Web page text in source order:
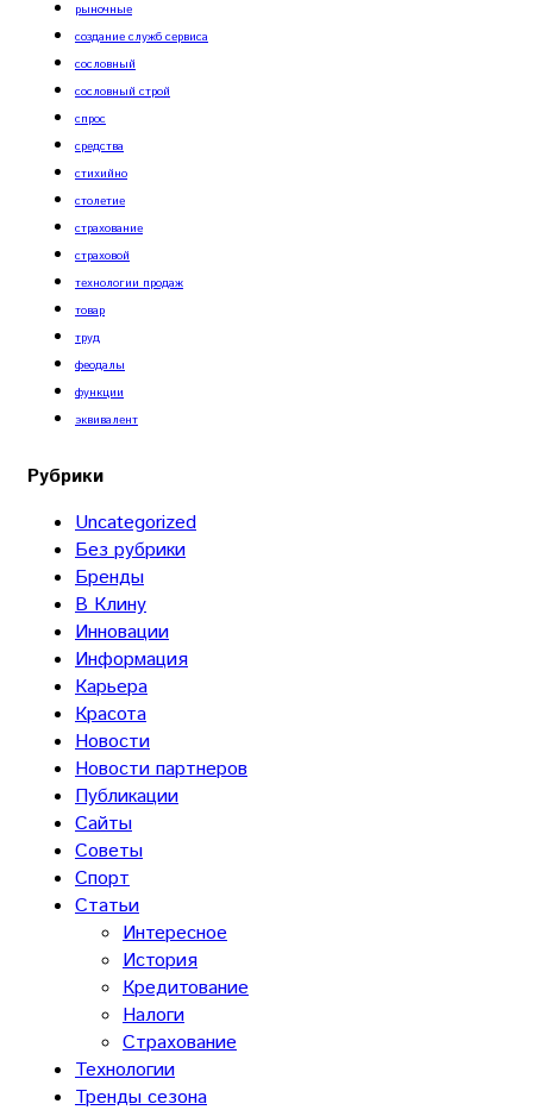
рыночные
создание служб сервиса
сословный
сословный строй
спрос
средства
стихийно
столетие
страхование
страховой
технологии продаж
товар
труд
феодалы
функции
эквивалент
Рубрики
Uncategorized
Без рубрики
Бренды
В Клину
Инновации
Информация
Карьера
Красота
Новости
Новости партнеров
Публикации
Сайты
Советы
Спорт
Статьи
Интересное
История
Кредитование
Налоги
Страхование
Технологии
Тренды сезона